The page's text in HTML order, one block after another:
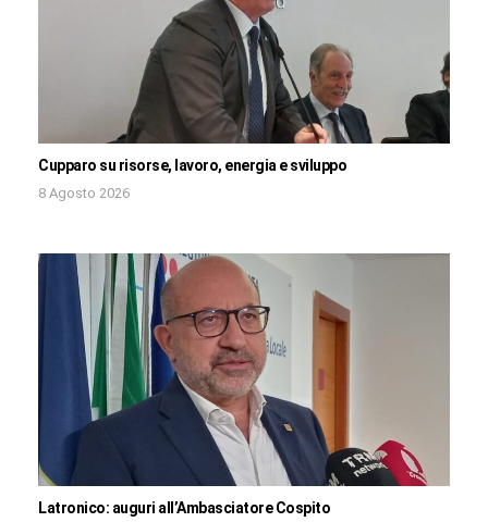
Cupparo su risorse, lavoro, energia e sviluppo
8 Agosto 2026
Latronico: auguri all’Ambasciatore Cospito